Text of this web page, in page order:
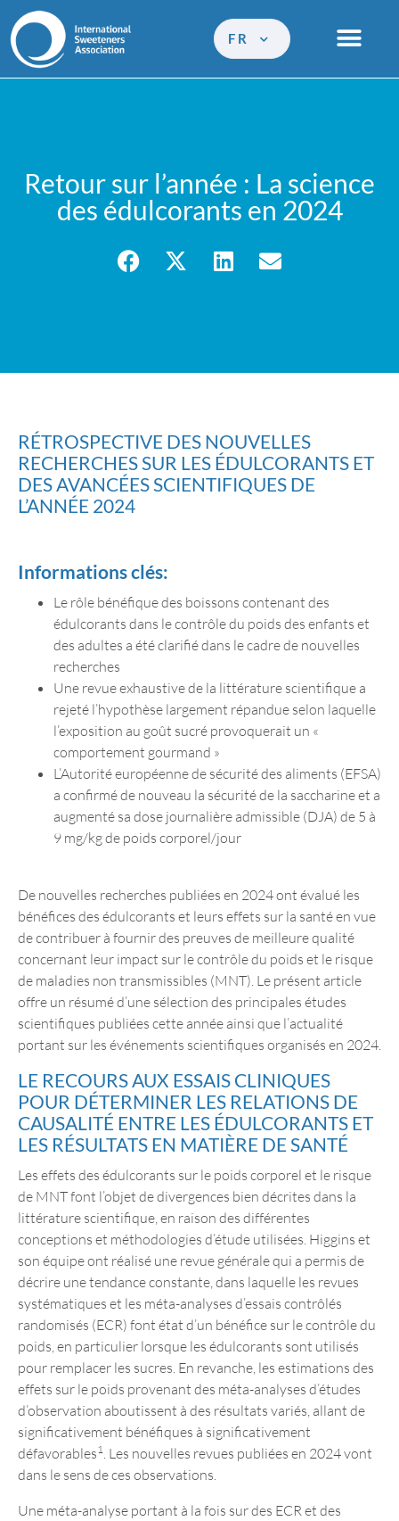
FR
Retour sur l’année : La science
des édulcorants en 2024
RÉTROSPECTIVE DES NOUVELLES
RECHERCHES SUR LES ÉDULCORANTS ET
DES AVANCÉES SCIENTIFIQUES DE
L’ANNÉE 2024
Informations clés:
Le rôle bénéfique des boissons contenant des
édulcorants dans le contrôle du poids des enfants et
des adultes a été clarifié dans le cadre de nouvelles
recherches
Une revue exhaustive de la littérature scientifique a
rejeté l’hypothèse largement répandue selon laquelle
l’exposition au goût sucré provoquerait un «
comportement gourmand »
L’Autorité européenne de sécurité des aliments (EFSA)
a confirmé de nouveau la sécurité de la saccharine et a
augmenté sa dose journalière admissible (DJA) de 5 à
9 mg/kg de poids corporel/jour
De nouvelles recherches publiées en 2024 ont évalué les
bénéfices des édulcorants et leurs effets sur la santé en vue
de contribuer à fournir des preuves de meilleure qualité
concernant leur impact sur le contrôle du poids et le risque
de maladies non transmissibles (MNT). Le présent article
offre un résumé d’une sélection des principales études
scientifiques publiées cette année ainsi que l’actualité
portant sur les événements scientifiques organisés en 2024.
LE RECOURS AUX ESSAIS CLINIQUES
POUR DÉTERMINER LES RELATIONS DE
CAUSALITÉ ENTRE LES ÉDULCORANTS ET
LES RÉSULTATS EN MATIÈRE DE SANTÉ
Les effets des édulcorants sur le poids corporel et le risque
de MNT font l’objet de divergences bien décrites dans la
littérature scientifique, en raison des différentes
conceptions et méthodologies d’étude utilisées. Higgins et
son équipe ont réalisé une revue générale qui a permis de
décrire une tendance constante, dans laquelle les revues
systématiques et les méta-analyses d’essais contrôlés
randomisés (ECR) font état d’un bénéfice sur le contrôle du
poids, en particulier lorsque les édulcorants sont utilisés
pour remplacer les sucres. En revanche, les estimations des
effets sur le poids provenant des méta-analyses d’études
d’observation aboutissent à des résultats variés, allant de
significativement bénéfiques à significativement
défavorables1 . Les nouvelles revues publiées en 2024 vont
dans le sens de ces observations.
Une méta-analyse portant à la fois sur des ECR et des